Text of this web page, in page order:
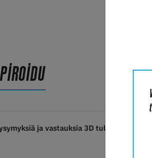
ja vastauksia 3D tulostamisesta